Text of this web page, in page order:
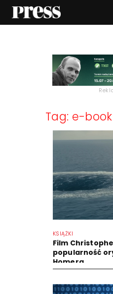
Tag: e-book
KSIĄŻKI
Film
popularność
Homera